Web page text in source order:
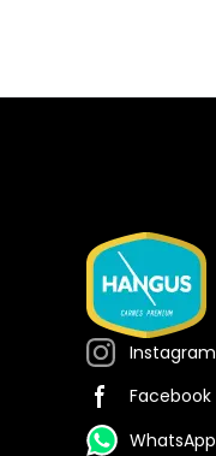
Instagram
Facebook
WhatsApp